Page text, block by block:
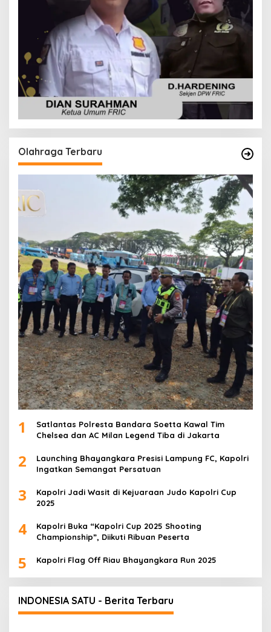
Olahraga Terbaru
1
Satlantas Polresta Bandara Soetta Kawal Tim
Chelsea dan AC Milan Legend Tiba di Jakarta
2
Launching Bhayangkara Presisi Lampung FC, Kapolri
Ingatkan Semangat Persatuan
3
Kapolri Jadi Wasit di Kejuaraan Judo Kapolri Cup
2025
4
Kapolri Buka “Kapolri Cup 2025 Shooting
Championship”, Diikuti Ribuan Peserta
5 Kapolri Flag Off Riau Bhayangkara Run 2025
INDONESIA SATU - Berita Terbaru